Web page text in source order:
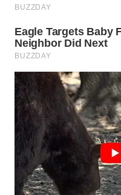
CIREBON
WN
INDRAMAYU
WN
KUNINGAN
WN
MAJALENGKA
WN
SUBANG